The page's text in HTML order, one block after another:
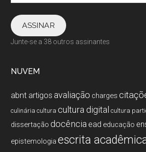
e-
mail
ASSINAR
Junte-se a 38 outros assinantes
NUVEM
abnt artigos avaliação charges
culinária cultura cultura digital cultura
dissertação docência ead educação
epistemologia escrita